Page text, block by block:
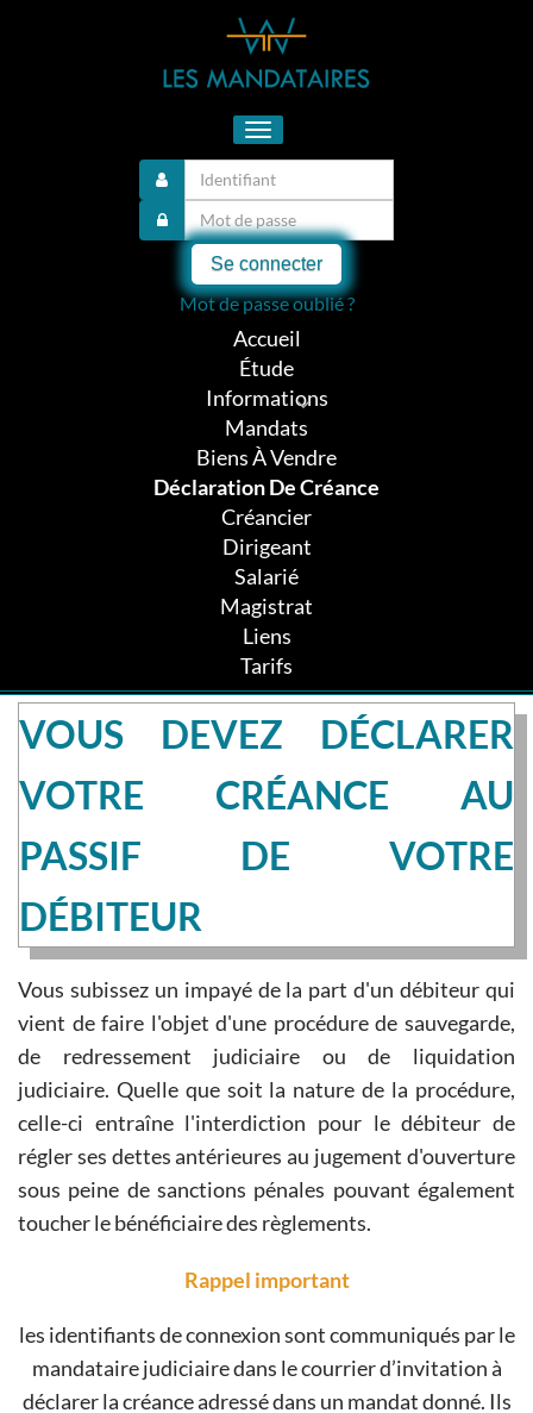
Toggle
navigation
Se connecter
Mot de passe oublié ?
Accueil
Étude
Informations
Mandats
Biens À Vendre
Déclaration De Créance
Créancier
Dirigeant
Salarié
Magistrat
Liens
Tarifs
VOUS DEVEZ DÉCLARER
VOTRE CRÉANCE AU
PASSIF DE VOTRE
DÉBITEUR
Vous subissez un impayé de la part d'un débiteur qui
vient de faire l'objet d'une procédure de sauvegarde,
de redressement judiciaire ou de liquidation
judiciaire. Quelle que soit la nature de la procédure,
celle-ci entraîne l'interdiction pour le débiteur de
régler ses dettes antérieures au jugement d'ouverture
sous peine de sanctions pénales pouvant également
toucher le bénéficiaire des règlements.
Rappel important
les identifiants de connexion sont communiqués par le
mandataire judiciaire dans le courrier d’invitation à
déclarer la créance adressé dans un mandat donné. Ils